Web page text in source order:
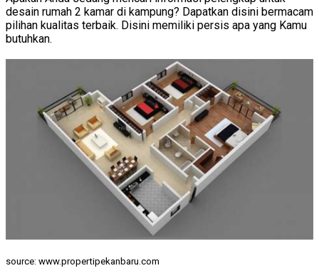
desain rumah 2 kamar di kampung? Dapatkan disini bermacam
pilihan kualitas terbaik. Disini memiliki persis apa yang Kamu
butuhkan.
source: www.propertipekanbaru.com